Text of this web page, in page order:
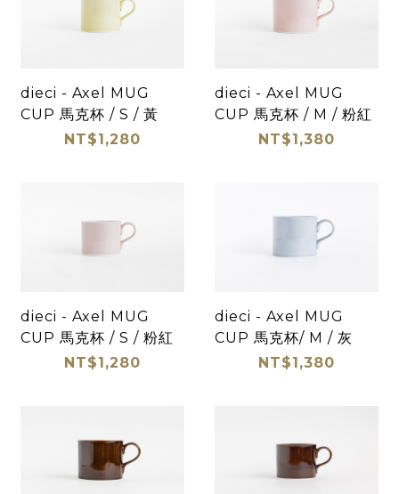
dieci - Axel MUG
CUP 馬克杯 / S / 黃
NT$1,280
dieci - Axel MUG
CUP 馬克杯 / M / 粉紅
NT$1,380
dieci - Axel MUG
CUP 馬克杯 / S / 粉紅
NT$1,280
dieci - Axel MUG
CUP 馬克杯/ M / 灰
NT$1,380